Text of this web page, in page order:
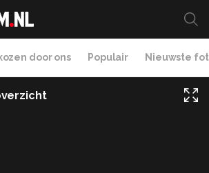
door ons Populair Nieuwste